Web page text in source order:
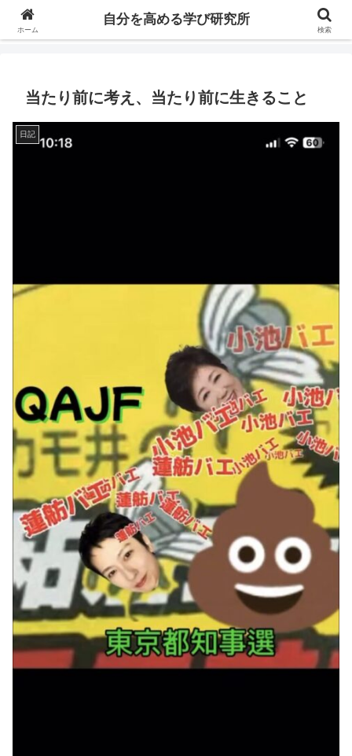
自分の価値を高めるための学びについて研究し、セミナーや情報（ブログ、動
当たり前に考え、当たり前に生きること
日記
ホーム
自分を高める学び研究所
検索